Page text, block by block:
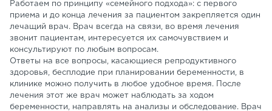
Работаем по принципу «семейного подхода»: с первого
приема и до конца лечения за пациентом закрепляется один
лечащий врач. Врач всегда на связи, во время лечения
звонит пациентам, интересуется их самочувствием и
консультируют по любым вопросам.
Ответы на все вопросы, касающиеся репродуктивного
здоровья, бесплодие при планировании беременности, в
клинике можно получить в любое удобное время. После
лечения этот же врач может наблюдать за ходом
беременности, направлять на анализы и обследование. Врач